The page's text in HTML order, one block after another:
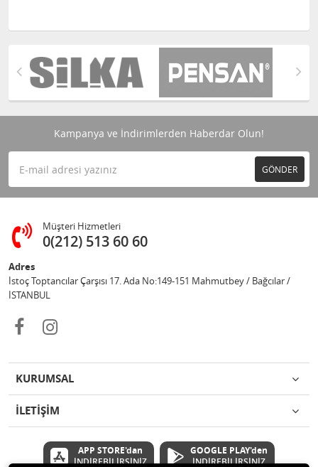
Kampanya ve İndirimlerden Haberdar Olun!
GÖNDER
Müşteri Hizmetleri
0(212) 513 60 60
Adres
İstoç Toptancılar Çarşısı 17. Ada No:149-151 Mahmutbey / Bağcılar /
İSTANBUL
KURUMSAL
İLETİŞİM
APP STORE'dan
İNDİREBİLİRSİNİZ
GOOGLE PLAY'den
İNDİREBİLİRSİNİZ